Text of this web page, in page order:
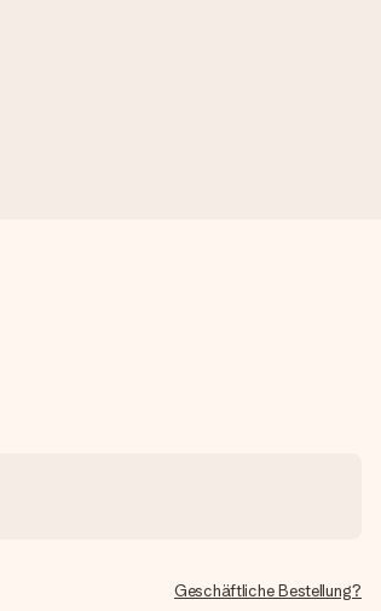
Geschäftliche Bestellung?